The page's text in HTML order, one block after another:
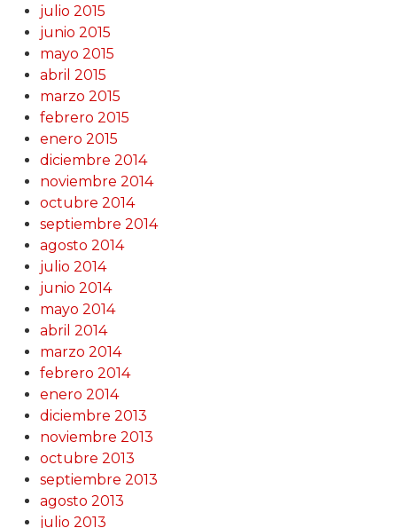
julio 2015
junio 2015
mayo 2015
abril 2015
marzo 2015
febrero 2015
enero 2015
diciembre 2014
noviembre 2014
octubre 2014
septiembre 2014
agosto 2014
julio 2014
junio 2014
mayo 2014
abril 2014
marzo 2014
febrero 2014
enero 2014
diciembre 2013
noviembre 2013
octubre 2013
septiembre 2013
agosto 2013
julio 2013